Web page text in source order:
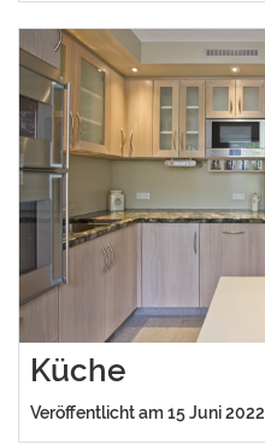
Küche
Veröffentlicht am 15 Juni 2022